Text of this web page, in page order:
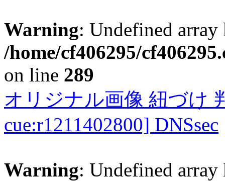
Warning: Undefined
/home/cf406295/
on line 289
オリジナル画像 紐づけ
cue:r1211402800] DNSsec
Warning: Undefined